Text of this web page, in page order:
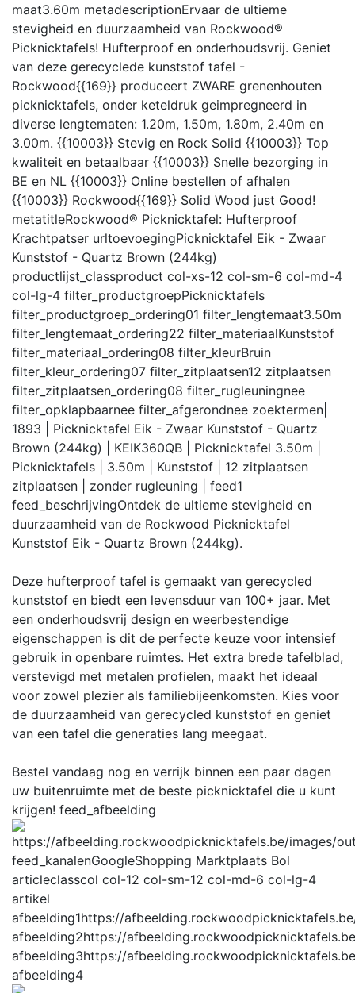
maat3.60m metadescriptionErvaar de ultieme
stevigheid en duurzaamheid van Rockwood®
Picknicktafels! Hufterproof en onderhoudsvrij. Geniet
van deze gerecyclede kunststof tafel -
Rockwood{{169}} produceert ZWARE grenenhouten
picknicktafels, onder keteldruk geimpregneerd in
diverse lengtematen: 1.20m, 1.50m, 1.80m, 2.40m en
3.00m. {{10003}} Stevig en Rock Solid {{10003}} Top
kwaliteit en betaalbaar {{10003}} Snelle bezorging in
BE en NL {{10003}} Online bestellen of afhalen
{{10003}} Rockwood{{169}} Solid Wood just Good!
metatitleRockwood® Picknicktafel: Hufterproof
Krachtpatser urltoevoegingPicknicktafel Eik - Zwaar
Kunststof - Quartz Brown (244kg)
productlijst_classproduct col-xs-12 col-sm-6 col-md-4
col-lg-4 filter_productgroepPicknicktafels
filter_productgroep_ordering01 filter_lengtemaat3.50m
filter_lengtemaat_ordering22 filter_materiaalKunststof
filter_materiaal_ordering08 filter_kleurBruin
filter_kleur_ordering07 filter_zitplaatsen12 zitplaatsen
filter_zitplaatsen_ordering08 filter_rugleuningnee
filter_opklapbaarnee filter_afgerondnee zoektermen
1893 | Picknicktafel Eik - Zwaar Kunststof - Quartz
Brown (244kg) | KEIK360QB | Picknicktafel 3.50m |
Picknicktafels | 3.50m | Kunststof | 12 zitplaatsen
zitplaatsen | zonder rugleuning |
feed1
feed_beschrijvingOntdek de ultieme stevigheid en
duurzaamheid van de Rockwood Picknicktafel
Kunststof Eik - Quartz Brown (244kg).
Deze hufterproof tafel is gemaakt van gerecycled
kunststof en biedt een levensduur van 100+ jaar. Met
een onderhoudsvrij design en weerbestendige
eigenschappen is dit de perfecte keuze voor intensief
gebruik in openbare ruimtes. Het extra brede tafelblad,
verstevigd met metalen profielen, maakt het ideaal
voor zowel plezier als familiebijeenkomsten. Kies voor
de duurzaamheid van gerecycled kunststof en geniet
van een tafel die generaties lang meegaat.
Bestel vandaag nog en verrijk binnen een paar dagen
uw buitenruimte met de beste picknicktafel die u kunt
krijgen! feed_afbeelding
feed_kanalenGoogleShopping Marktplaats Bol
articleclasscol col-12 col-sm-12 col-md-6 col-lg-4
artikel
afbeelding1https://
afbeelding2https://
afbeelding3https://
afbeelding4